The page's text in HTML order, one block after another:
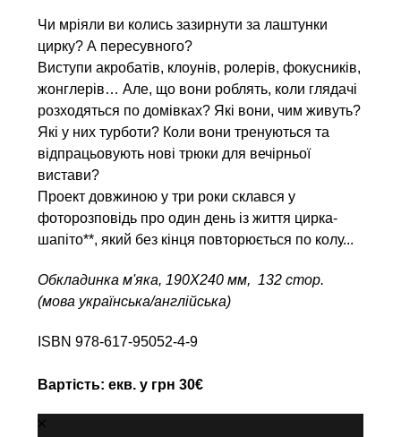
Чи мріяли ви колись зазирнути за лаштунки
цирку? А пересувного?
Виступи акробатів, клоунів, ролерів, фокусників,
жонглерів… Але, що вони роблять, коли глядачі
розходяться по домівках? Які вони, чим живуть?
Які у них турботи? Коли вони тренуються та
відпрацьовують нові трюки для вечірньої
вистави?
Проект довжиною у три роки склався у
фоторозповідь про один день iз життя цирка-
шапіто**, який без кінця повторюється по колу...
Обкладинка м'яка, 190Х240 мм, 132 стор.
(мова українська/англійська)
ISBN 978-617-95052-4-9
Вартість: екв. у грн 30€